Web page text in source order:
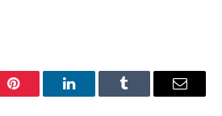
Pinterest LinkedInTumblr
E-